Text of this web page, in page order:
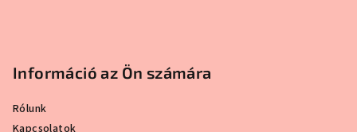
Információ az Ön számára
Rólunk
Kapcsolatok